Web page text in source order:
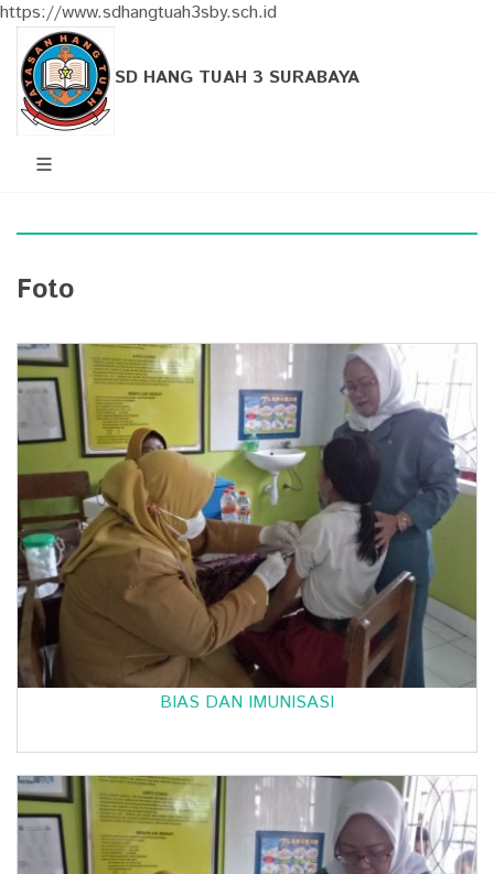
https://www.sdhangtuah3sby.sch.id
SD HANG TUAH 3 SURABAYA
Foto
BIAS DAN IMUNISASI